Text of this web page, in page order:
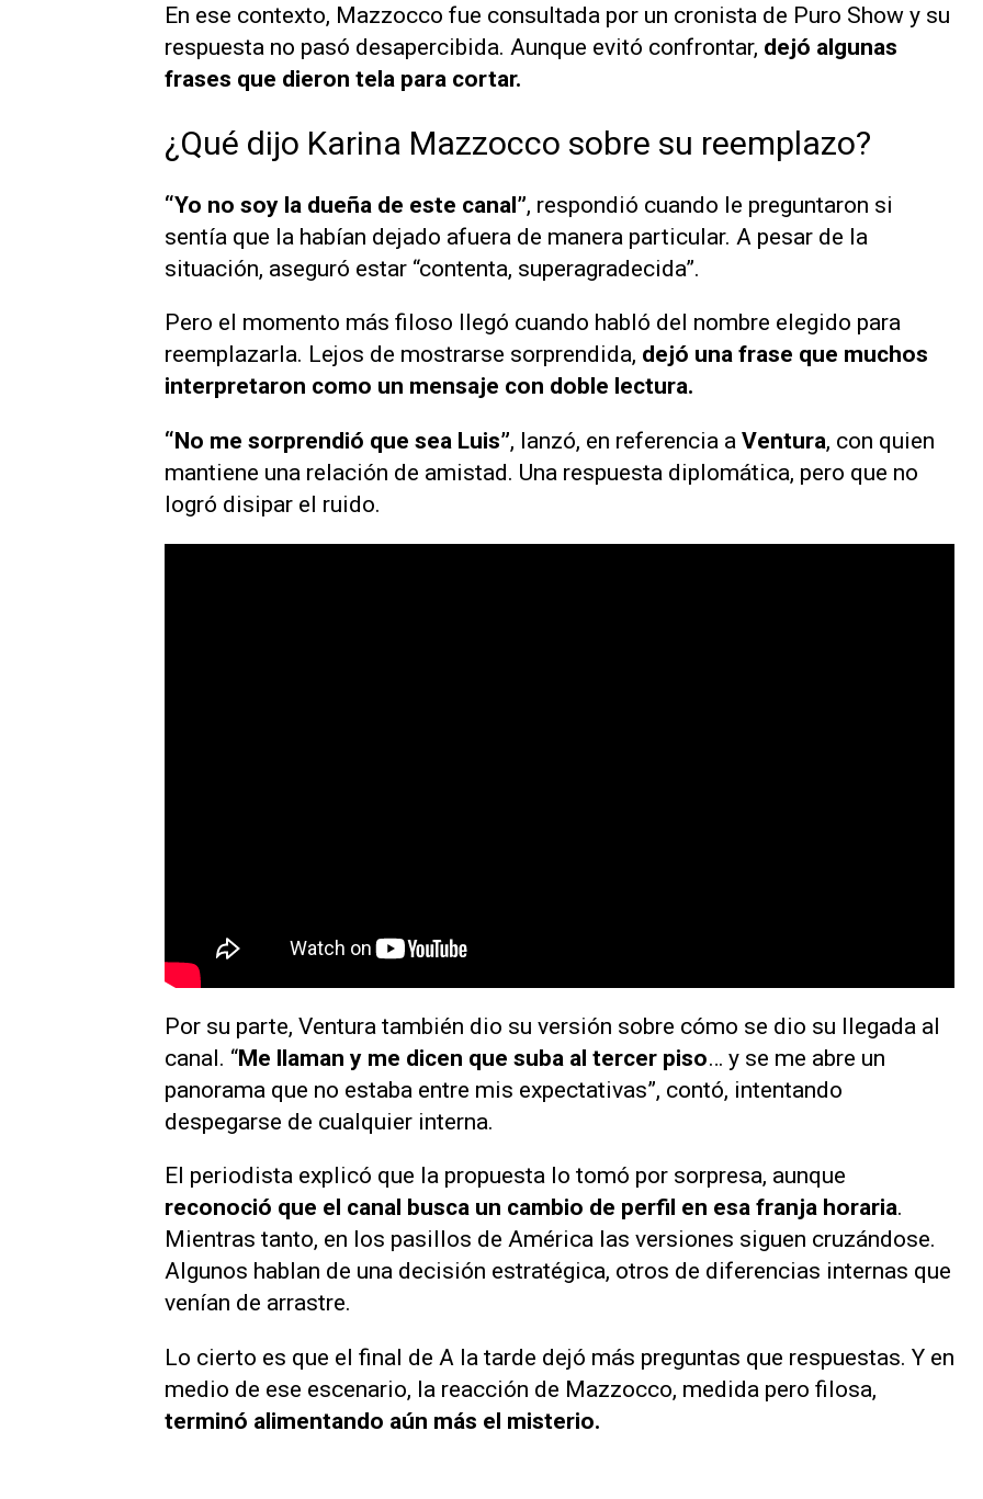
En ese contexto, Mazzocco fue consultada por un cronista de Puro Show y su
respuesta no pasó desapercibida. Aunque evitó confrontar, dejó algunas
frases que dieron tela para cortar.
¿Qué dijo Karina Mazzocco sobre su reemplazo?
“Yo no soy la dueña de este canal”, respondió cuando le preguntaron si
sentía que la habían dejado afuera de manera particular. A pesar de la
situación, aseguró estar “contenta, superagradecida”.
Pero el momento más filoso llegó cuando habló del nombre elegido para
reemplazarla. Lejos de mostrarse sorprendida, dejó una frase que muchos
interpretaron como un mensaje con doble lectura.
“No me sorprendió que sea Luis”, lanzó, en referencia a Ventura, con quien
mantiene una relación de amistad. Una respuesta diplomática, pero que no
logró disipar el ruido.
Por su parte, Ventura también dio su versión sobre cómo se dio su llegada al
canal. “Me llaman y me dicen que suba al tercer piso… y se me abre un
panorama que no estaba entre mis expectativas”, contó, intentando
despegarse de cualquier interna.
El periodista explicó que la propuesta lo tomó por sorpresa, aunque
reconoció que el canal busca un cambio de perfil en esa franja horaria.
Mientras tanto, en los pasillos de América las versiones siguen cruzándose.
Algunos hablan de una decisión estratégica, otros de diferencias internas que
venían de arrastre.
Lo cierto es que el final de A la tarde dejó más preguntas que respuestas. Y en
medio de ese escenario, la reacción de Mazzocco, medida pero filosa,
terminó alimentando aún más el misterio.